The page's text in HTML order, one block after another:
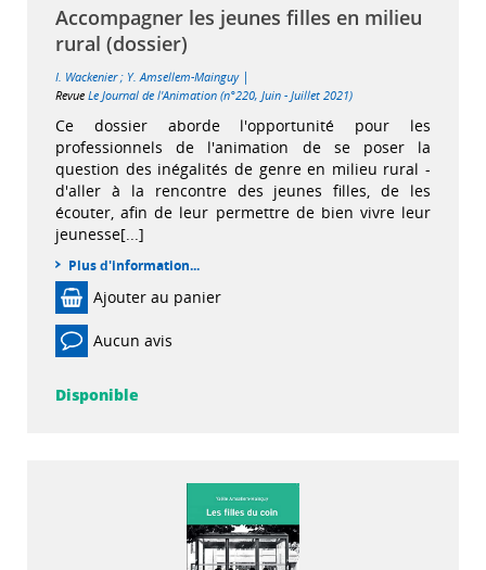
Accompagner les jeunes filles en milieu
rural (dossier)
I. Wackenier; Y. Amsellem-Mainguy |
Revue Le Journal de l'Animation (n°220, Juin - Juillet 2021)
Ce dossier aborde l'opportunité pour les
professionnels de l'animation de se poser la
question des inégalités de genre en milieu rural -
d'aller à la rencontre des jeunes filles, de les
écouter, afin de leur permettre de bien vivre leur
jeunesse[...]
Plus d'information...
Ajouter au panier
Aucun avis
Disponible